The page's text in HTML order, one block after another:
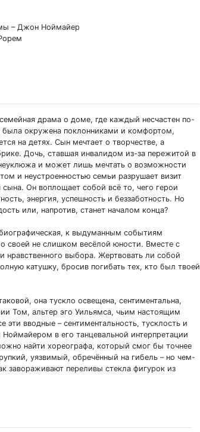
– Джон Ноймайер
драма о доме, где каждый несчастен по-
была окружена поклонниками и комфортом,
на детях. Сын мечтает о творчестве, а
Дочь, ставшая инвалидом из-за пережитой в
и может лишь мечтать о возможности
и неустроенностью семьи разрушает визит
Он воплощает собой всё то, чего герои
энергия, успешность и беззаботность. Но
или, напротив, станет началом конца?
к выдуманным событиям
своей не слишком весёлой юности. Вместе с
выбора. Жертвовать ли собой
катушку, бросив погибать тех, кто был твоей
она тускло освещена, сентиментальна,
Том, альтер эго Уильямса, чьим настоящим
вводные – сентиментальность, тусклость и
в его танцевальной интерпретации
найти хореографа, который смог бы точнее
уязвимый, обречённый на гибель – но чем-
завораживают переливы стекла фигурок из